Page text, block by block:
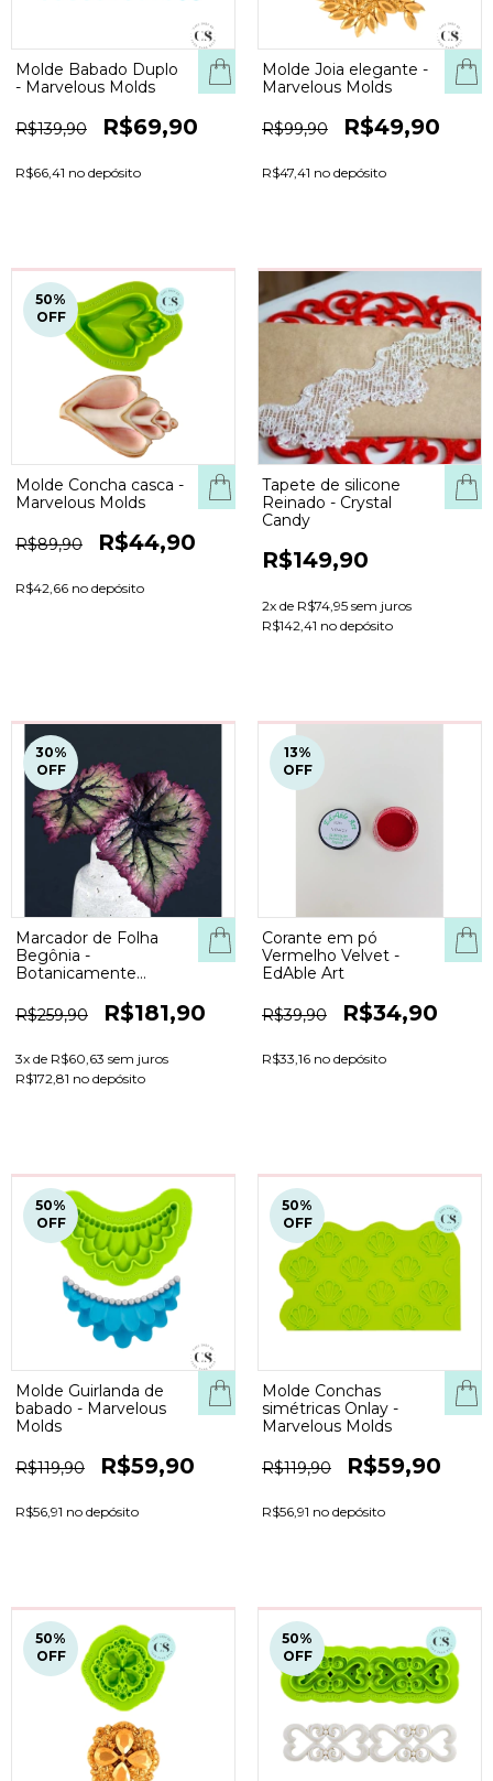
Molde Babado Duplo
- Marvelous Molds
R$139,90 R$69,90
R$66,41 no depósito
Molde Joia elegante -
Marvelous Molds
R$99,90 R$49,90
R$47,41 no depósito
50%
OFF
Molde Concha casca -
Marvelous Molds
R$89,90 R$44,90
R$42,66 no depósito
Tapete de silicone
Reinado - Crystal
Candy
R$149,90
2x de R$74,95 sem juros
R$142,41 no depósito
30%
OFF
Marcador de Folha
Begônia -
Botanicamente
Haynes
R$259,90 R$181,90
3x de R$60,63 sem juros
R$172,81 no depósito
13%
OFF
Corante em pó
Vermelho Velvet -
EdAble Art
R$39,90 R$34,90
R$33,16 no depósito
50%
OFF
Molde Guirlanda de
babado - Marvelous
Molds
R$119,90 R$59,90
R$56,91 no depósito
50%
OFF
Molde Conchas
simétricas Onlay -
Marvelous Molds
R$119,90 R$59,90
R$56,91 no depósito
50%
OFF
50%
OFF